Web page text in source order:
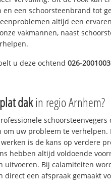
een schoorsteenbrand tot
altijd een ervaren
vakmannen, naast
u deze ochtend026-2001003
dakin regio Arnhem?
schoorsteenvegers
uw probleem te verhelpen.
is de kans op verdere
hebben altijd voldoende
uitvoeren. Bij calamiteiten
direct een afspraak gemaakt